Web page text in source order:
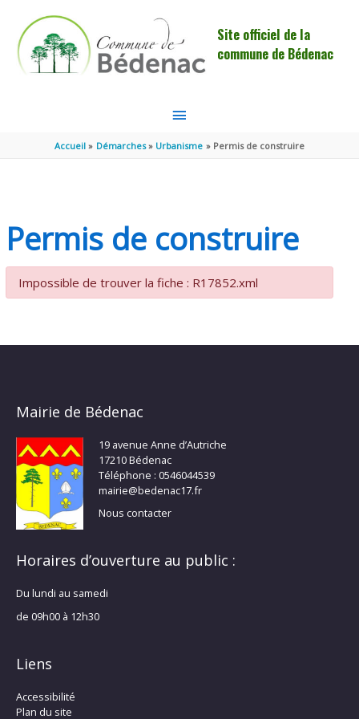
Site officiel de la
commune de Bédenac
MENU
PRINCIPAL
Accueil Démarches Urbanisme Permis de construire
Permis de construire
Impossible de trouver la fiche : R17852.xml
Mairie de Bédenac
19 avenue Anne d’Autriche
17210 Bédenac
Téléphone : 0546044539
mairie@bedenac17.fr
Nous contacter
Horaires d’ouverture au public :
Du lundi au samedi
de 09h00 à 12h30
Liens
Accessibilité
Plan du site